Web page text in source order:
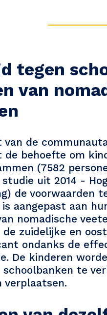
tegen
van
van de
behoefte om
(7582
uit 2014 -
de voorwaarden
aangepast aan
nomadische
zuidelijke en
ondanks de
De kinderen
te
verplaatsen.